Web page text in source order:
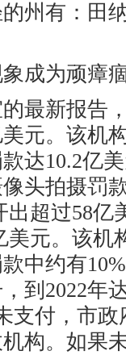
州有：田
成为顽瘴
新报告
元。该机
达10.2亿
头拍摄罚
超过58亿
美元。该机
中约有
到2022年
付，市政
构。如果